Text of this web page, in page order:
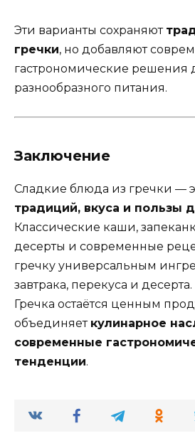
Эти варианты сохраняют
гречки, но добавляют
гастрономические решения
разнообразного питания.
Заключение
Сладкие блюда из гречки —
традиций, вкуса и пользы
Классические каши,
десерты и современные
гречку универсальным
завтрака, перекуса и десерта.
Гречка остаётся ценным
объединяет кулинарное
современные
тенденции.